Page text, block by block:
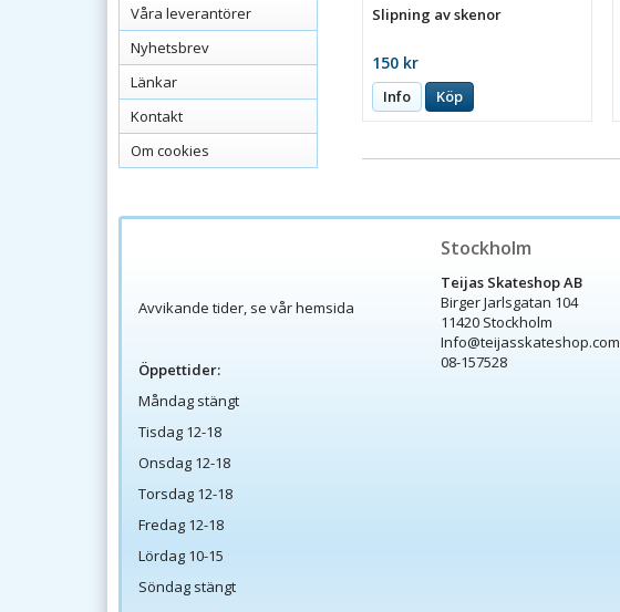
Våra leverantörer
Nyhetsbrev
Länkar
Kontakt
Om cookies
Slipning av skenor
150 kr
Info Köp
Avvikande tider, se vår hemsida
Öppettider:
Måndag stängt
Tisdag 12-18
Onsdag 12-18
Torsdag 12-18
Fredag 12-18
Lördag 10-15
Söndag stängt
Stockholm
Teijas Skateshop AB
Birger Jarlsgatan 104
11420 Stockholm
Info@teijasskateshop.com
08-157528